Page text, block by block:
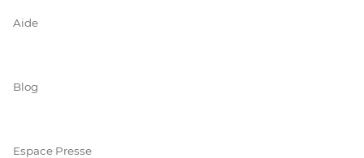
Aide
Blog
Espace Presse